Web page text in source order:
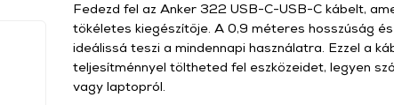
Fedezd fel az Anker 322 USB-C-USB-C kábelt,
tökéletes kiegészítője. A 0,9 méteres hosszúság
ideálissá teszi a mindennapi használatra. Ezzel a
teljesítménnyel töltheted fel eszközeidet, legyen
vagy laptopról.